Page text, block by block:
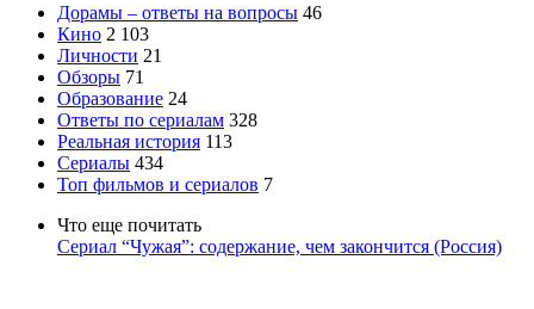
Дорамы – ответы на вопросы 46
Кино 2 103
Личности 21
Обзоры 71
Образование 24
Ответы по сериалам 328
Реальная история 113
Сериалы 434
Топ фильмов и сериалов 7
Что еще почитать
Сериал “Чужая”: содержание, чем закончится (Россия)